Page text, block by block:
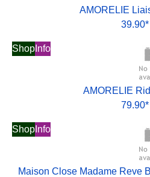
AMORELIE
39.90*
Shop Info
AMORELIE
79.90*
Shop Info
Maison Close Madame Reve